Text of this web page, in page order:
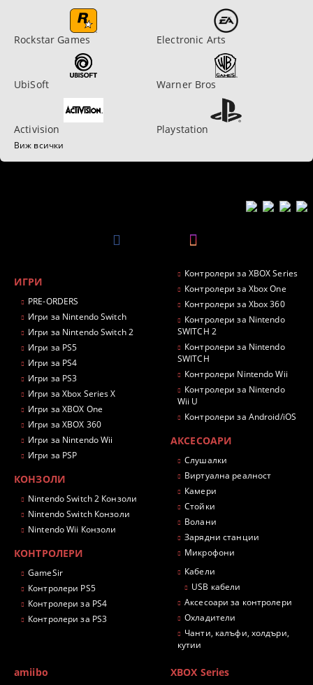
Rockstar Games Electronic Arts
UbiSoft Warner Bros
Activision Playstation
Виж всички
ИГРИ
PRE-ORDERS
Игри за Nintendo Switch
Игри за Nintendo Switch 2
Игри за PS5
Игри за PS4
Игри за PS3
Игри за Xbox Series X
Игри за XBOX One
Игри за XBOX 360
Игри за Nintendo Wii
Игри за PSP
КОНЗОЛИ
Nintendo Switch 2 Конзоли
Nintendo Switch Конзоли
Nintendo Wii Конзоли
КОНТРОЛЕРИ
GameSir
Контролери PS5
Контролери за PS4
Контролери за PS3
Контролери за XBOX Series
Контролери за Xbox One
Контролери за Xbox 360
Контролери за Nintendo
SWITCH 2
Контролери за Nintendo
SWITCH
Контролери Nintendo Wii
Контролери за Nintendo
Wii U
Контролери за Android/iOS
АКСЕСОАРИ
Слушалки
Виртуална реалност
Камери
Стойки
Волани
Зарядни станции
Микрофони
Кабели
USB кабели
Аксесоари за контролери
Охладители
Чанти, калъфи, холдъри,
кутии
amiibo
XBOX Series